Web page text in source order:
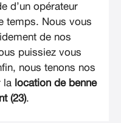
d’un opérateur
temps. Nous vous
de nos
puissiez vous
nous tenons nos
la location de benne
(23).